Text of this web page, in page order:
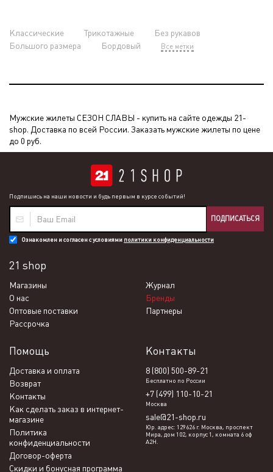
Классические Трикотажные
Без рукавов
Большого размера
Бордовый Все метки
Мужские жилеты СЕЗОН СЛАВЫ - купить на сайте одежды 21-
shop. Доставка по всей России. Заказать мужские жилеты по цене
до 0 руб.
Подпишись на наши новости и будь первым в курсе событий!
ПОДПИСАТЬСЯ
Ознакомлен и согласен с условиями политики конфиденциальности
21 shop
Магазины
Журнал
О нас
Бренды
Оптовые поставки
Партнеры
Рассрочка
Помощь
Доставка и оплата
Возврат
Контакты
Как сделать заказ в интернет-
магазине
Политика
конфиденциальности
Договор-оферта
Скидки и бонусная программа
Контакты
8 (800) 500-89-21
Бесплатно по России
+7 (499) 110-10-21
Москва
sale@21-shop.ru
Юр. адрес: 129626 г. Москва, проспект
Мира, дом 102, корпус 1, комната 6 оф
А2Н.